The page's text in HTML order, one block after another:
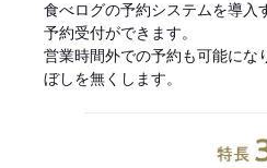
食べログの予約システムを導入
予約受付ができます。
営業時間外での予約も可能にな
ぼしを無くします。